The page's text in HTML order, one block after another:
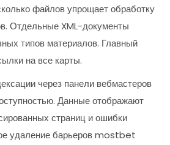
файлов упрощает обработку
Отдельные XML-документы
типов материалов. Главный
на все карты.
через панели вебмастеров
Данные отображают
страниц и ошибки
удаление барьеров mostbet